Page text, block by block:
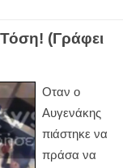
(Γράφει
Οταν ο
Αυγενάκης
πιάστηκε να
πράσα να